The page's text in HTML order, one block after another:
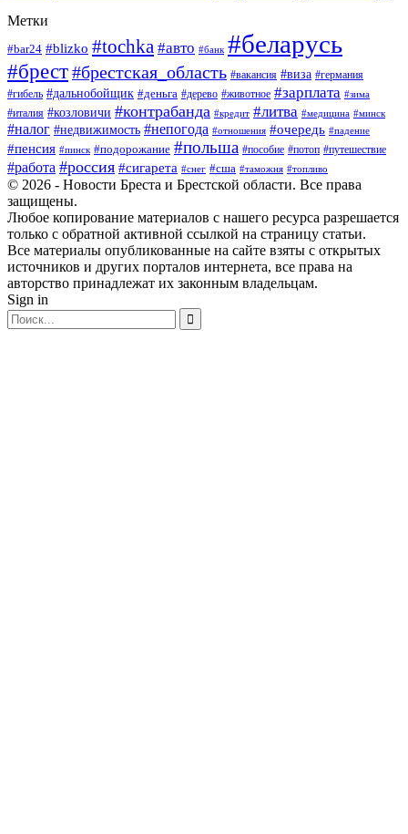
Метки
#bar24 #blizko #tochka #авто #банк #беларусь
#брест#брестская_область #вакансия #виза #германия
#гибель #дальнобойщик #деньга #дерево #животное #зарплата #зима
#италия #козловичи #контрабанда #кредит #литва #медицина #минск
#налог #недвижимость #непогода #отношения #очередь #падение
#пенсия #пинск #подорожание #польша #пособие #потоп #путешествие
#работа #россия #сигарета #снег #сша #таможня #топливо
© 2026 - Новости Бреста и Брестской области. Все права
защищены.
Любое копирование материалов с нашего ресурса разрешается
только с обратной активной ссылкой на страницу статьи.
Все материалы опубликованные на сайте взяты с открытых
источников и других порталов интернета, все права на
авторство принадлежат их законным владельцам.
Sign in